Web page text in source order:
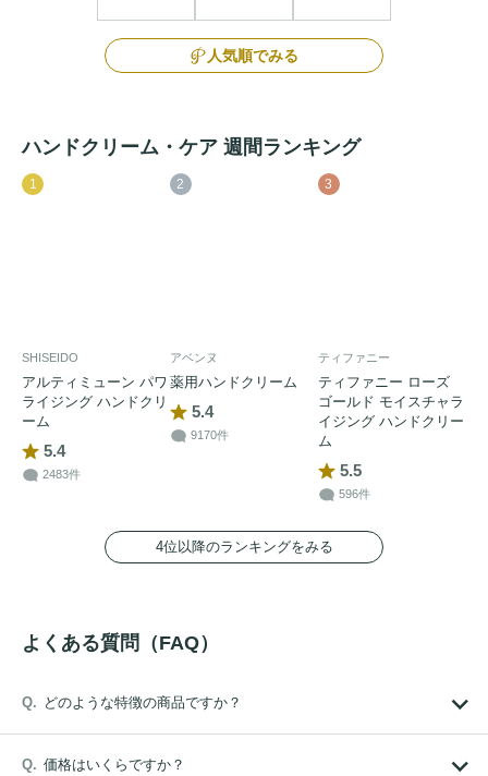
人気順でみる
ハンドクリーム・ケア 週間ランキング
1
SHISEIDO
アルティミューン パワ
ライジング ハンドクリ
ーム
5.4
2483件
2
アベンヌ
薬用ハンドクリーム
5.4
9170件
3
ティファニー
ティファニー ローズ
ゴールド モイスチャラ
イジング ハンドクリー
ム
5.5
596件
4位以降のランキングをみる
よくある質問（FAQ）
どのような特徴の商品ですか？
価格はいくらですか？